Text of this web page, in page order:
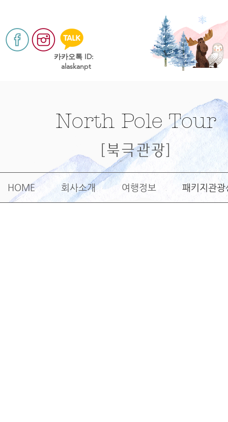
​카카오톡 ID:
alaskanpt
North Pole Tour
[북극관광]
HOME 회사소개 여행정보 패키지관광